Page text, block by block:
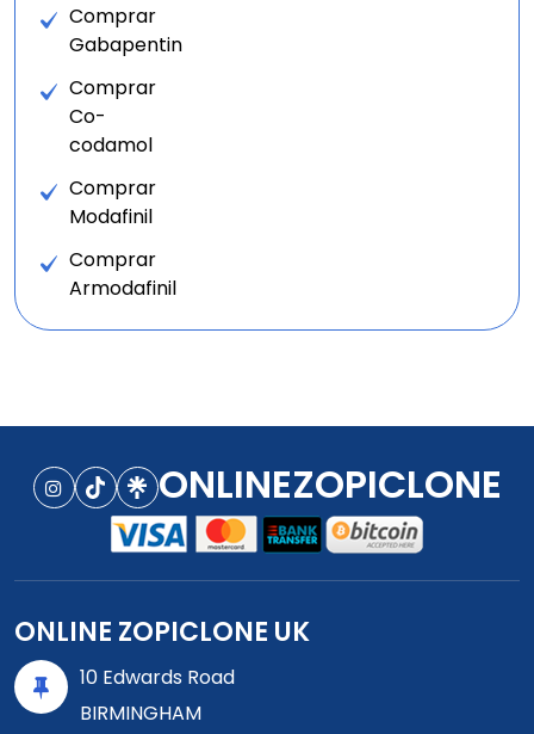
Comprar
Gabapentin
Comprar
Co-
codamol
Comprar
Modafinil
Comprar
Armodafinil
ONLINEZOPICLONE
ONLINE ZOPICLONE UK
10 Edwards Road
BIRMINGHAM